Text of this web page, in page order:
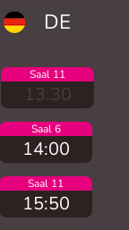
DE
Saal 11
13:30
Saal 6
14:00
Saal 11
15:50